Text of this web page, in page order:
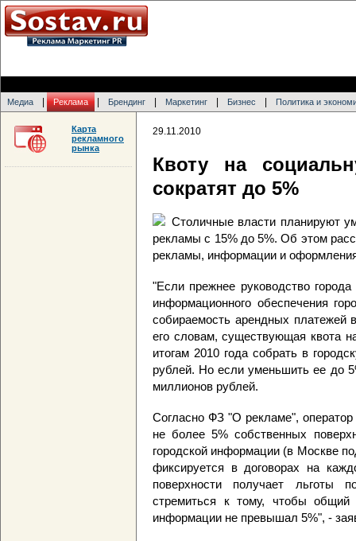
Медиа Реклама Брендинг Маркетинг Бизнес Политика и
29.11.2010
Квоту на
сократят до 5%
Столичные власти планируют
рекламы с 15% до 5%. Об этом
рекламы, информации и
"Если прежнее руководство
информационного обеспечения
собираемость арендных платежей
его словам, существующая квота
итогам 2010 года собрать в
рублей. Но если уменьшить ее до
миллионов рублей.
Согласно ФЗ "О рекламе",
не более 5% собственных
городской информации (в Москве
фиксируется в договорах на
поверхности получает
стремиться к тому, чтобы
информации не превышал 5%", -
Карта
рекламного
рынка